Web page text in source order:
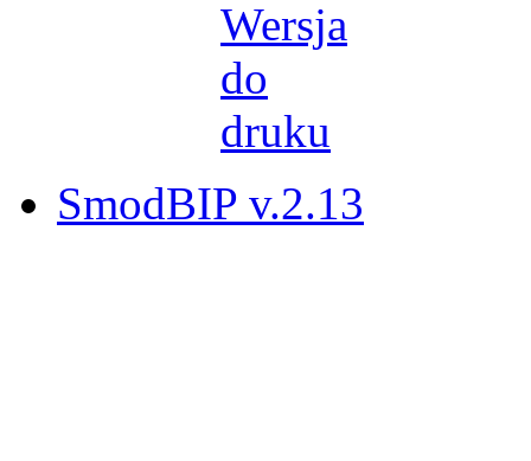
SmodBIP v.2.13